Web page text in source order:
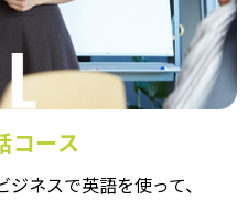
コース
ネスで英語を使って、